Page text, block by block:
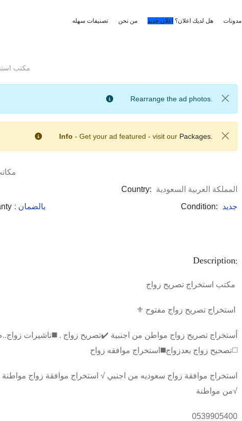
تصنيفات سهله من نحن هل لديك اعلان؟ اعلان جديد مدونات
مكتب
Rearrange the ad photos.
Info - Get your ad featured - visit our Packages.
Country:
المملكة العربية السعودية
: بالضمان Condition: جديد
Description:
تصحيح زواج بعدزواج◼️استخراج موافقه زواح◻️
استخراج موافقة زواج سعوديه من اجنبي √ استخراج موافقة زواج
من مواطنة√
0539905400